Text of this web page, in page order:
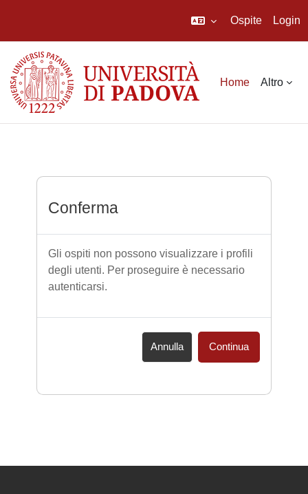
Ospite Login
Home Altro
Conferma
Gli ospiti non possono visualizzare i profili
degli utenti. Per proseguire è necessario
autenticarsi.
Annulla Continua